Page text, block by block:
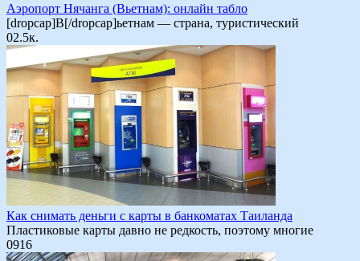
Аэропорт Нячанга (Вьетнам): онлайн табло
[dropcap]В[/dropcap]ьетнам — страна, туристический
02.5к.
Как снимать деньги с карты в банкоматах Таиланда
Пластиковые карты давно не редкость, поэтому многие
0916